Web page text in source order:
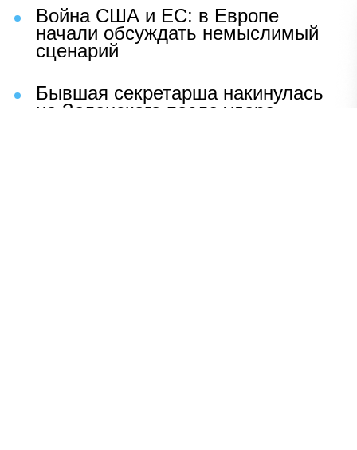
Война США и ЕС: в Европе
начали обсуждать немыслимый
сценарий
Бывшая секретарша накинулась
на Зеленского после удара